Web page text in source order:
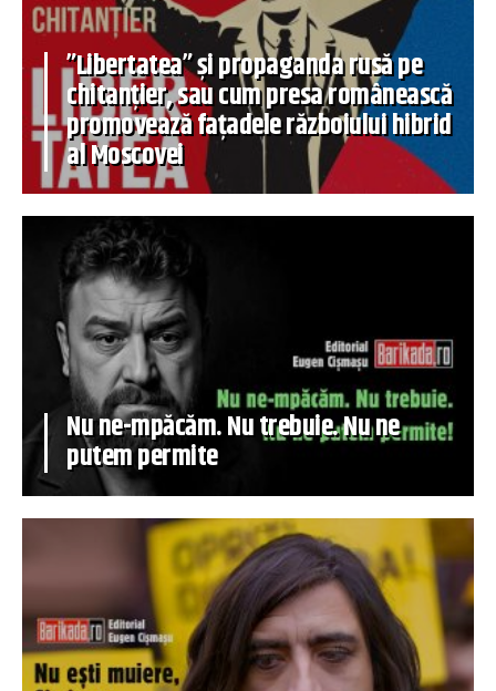
”Libertatea” și propaganda rusă pe
chitanțier, sau cum presa românească
promovează fațadele războiului hibrid
al Moscovei
Nu ne-mpăcăm. Nu trebuie. Nu ne
putem permite